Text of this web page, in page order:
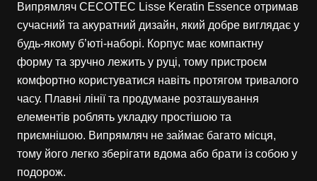
Випрямляч CECOTEC Lisse Keratin Essence отримав
сучасний та акуратний дизайн, який добре виглядає у
будь-якому б’юті-наборі. Корпус має компактну
форму та зручно лежить у руці, тому пристроєм
комфортно користуватися навіть протягом тривалого
часу. Плавні лінії та продумане розташування
елементів роблять укладку простішою та
приємнішою. Випрямляч не займає багато місця,
тому його легко зберігати вдома або брати із собою у
подорож.